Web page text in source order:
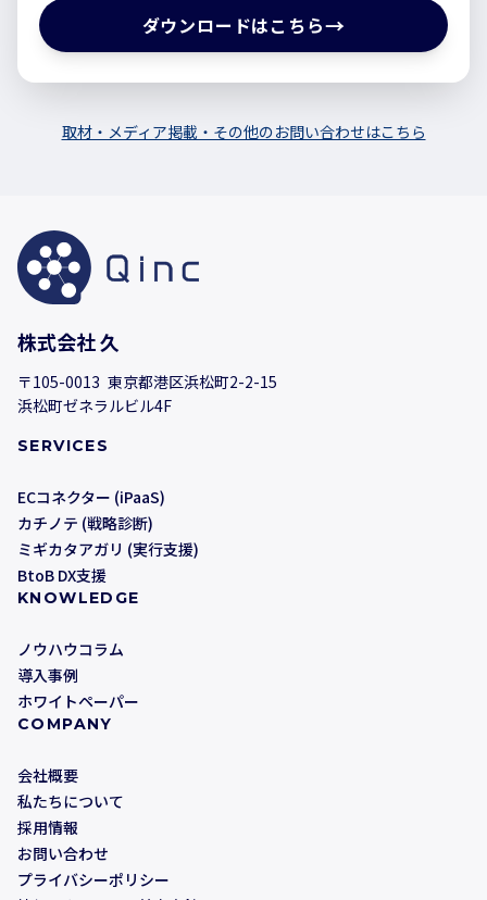
ダウンロードはこちら→
取材・メディア掲載・その他のお問い合わせはこちら
株式会社 久
〒105-0013 東京都港区浜松町2-2-15
浜松町ゼネラルビル4F
SERVICES
ECコネクター (iPaaS)
カチノテ (戦略診断)
ミギカタアガリ (実行支援)
BtoB DX支援
KNOWLEDGE
ノウハウコラム
導入事例
ホワイトペーパー
COMPANY
会社概要
私たちについて
採用情報
お問い合わせ
プライバシーポリシー